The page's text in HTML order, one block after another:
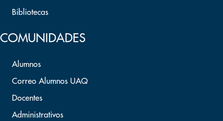
Bibliotecas
COMUNIDADES
Alumnos
Correo Alumnos UAQ
Docentes
Administrativos